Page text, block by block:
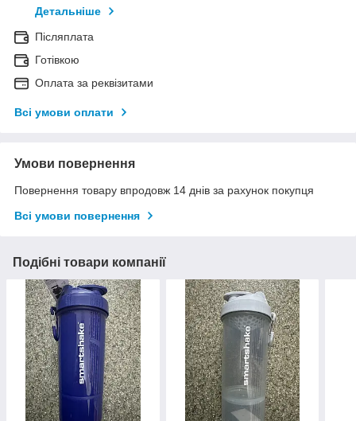
Детальніше
Післяплата
Готівкою
Оплата за реквізитами
Всі умови оплати
Умови повернення
Повернення товару впродовж 14 днів за рахунок покупця
Всі умови повернення
Подібні товари компанії